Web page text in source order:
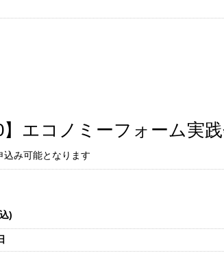
】エコノミーフォーム実
み可能となります
)